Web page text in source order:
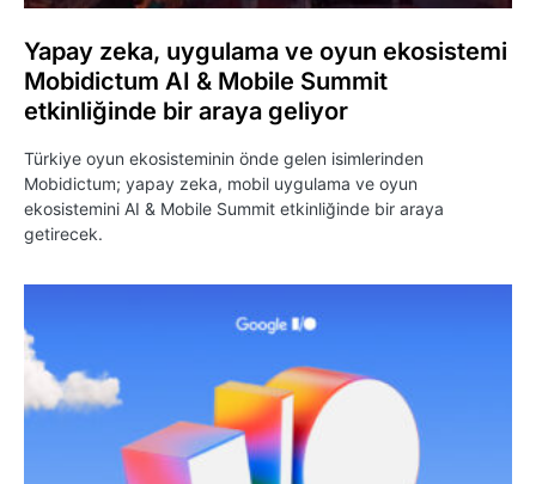
Yapay zeka, uygulama ve oyun ekosistemi
Mobidictum AI & Mobile Summit
etkinliğinde bir araya geliyor
Türkiye oyun ekosisteminin önde gelen isimlerinden
Mobidictum; yapay zeka, mobil uygulama ve oyun
ekosistemini AI & Mobile Summit etkinliğinde bir araya
getirecek.